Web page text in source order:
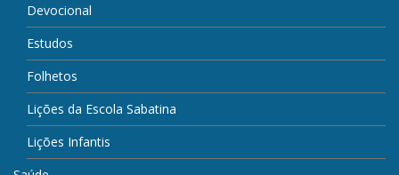
Devocional
Estudos
Folhetos
Lições da Escola Sabatina
Lições Infantis